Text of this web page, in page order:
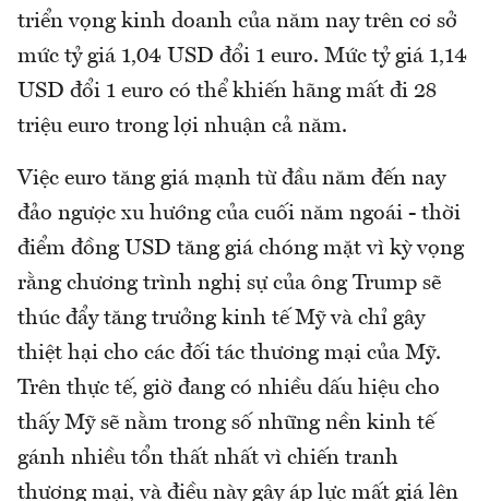
triển vọng kinh doanh của năm nay trên cơ sở
mức tỷ giá 1,04 USD đổi 1 euro. Mức tỷ giá 1,14
USD đổi 1 euro có thể khiến hãng mất đi 28
triệu euro trong lợi nhuận cả năm.
Việc euro tăng giá mạnh từ đầu năm đến nay
đảo ngược xu hướng của cuối năm ngoái - thời
điểm đồng USD tăng giá chóng mặt vì kỳ vọng
rằng chương trình nghị sự của ông Trump sẽ
thúc đẩy tăng trưởng kinh tế Mỹ và chỉ gây
thiệt hại cho các đối tác thương mại của Mỹ.
Trên thực tế, giờ đang có nhiều dấu hiệu cho
thấy Mỹ sẽ nằm trong số những nền kinh tế
gánh nhiều tổn thất nhất vì chiến tranh
thương mại, và điều này gây áp lực mất giá lên